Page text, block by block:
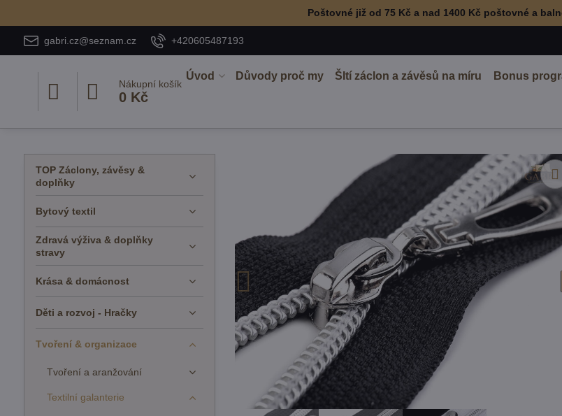
Poštovné již od 75 Kč a nad 1400 Kč poštovné a
gabri.cz@seznam.cz +420605487193
Nákupní košík
0 Kč
Úvod Důvody proč my ŠItí záclon a závěsů na míru Bonus
TOP Záclony, závěsy &
doplňky
Bytový textil
Zdravá výživa & doplňky
stravy
Krása & domácnost
Děti a rozvoj - Hračky
Tvoření & organizace
Tvoření a aranžování
Textilní galanterie